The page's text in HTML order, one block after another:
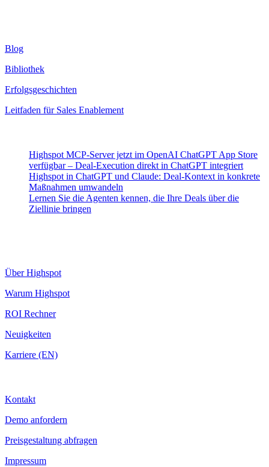
Blog
Bibliothek
Erfolgsgeschichten
Leitfaden für Sales Enablement
Highspot MCP-Server jetzt im OpenAI ChatGPT App Store
verfügbar – Deal-Execution direkt in ChatGPT integriert
Highspot in ChatGPT und Claude: Deal-Kontext in konkrete
Maßnahmen umwandeln
Lernen Sie die Agenten kennen, die Ihre Deals über die
Ziellinie bringen
Über Highspot
Warum Highspot
ROI Rechner
Neuigkeiten
Karriere (EN)
Kontakt
Demo anfordern
Preisgestaltung abfragen
Impressum